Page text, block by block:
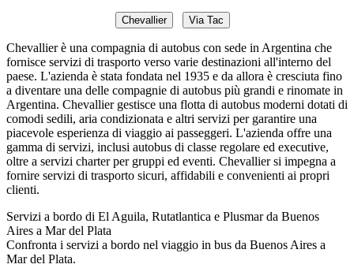
Chevallier Via Tac
Chevallier è una compagnia di autobus con sede in Argentina che
fornisce servizi di trasporto verso varie destinazioni all'interno del
paese. L'azienda è stata fondata nel 1935 e da allora è cresciuta fino
a diventare una delle compagnie di autobus più grandi e rinomate in
Argentina. Chevallier gestisce una flotta di autobus moderni dotati di
comodi sedili, aria condizionata e altri servizi per garantire una
piacevole esperienza di viaggio ai passeggeri. L'azienda offre una
gamma di servizi, inclusi autobus di classe regolare ed executive,
oltre a servizi charter per gruppi ed eventi. Chevallier si impegna a
fornire servizi di trasporto sicuri, affidabili e convenienti ai propri
clienti.
Servizi a bordo di El Aguila, Rutatlantica e Plusmar da Buenos
Aires a Mar del Plata
Confronta i servizi a bordo nel viaggio in bus da Buenos Aires a
Mar del Plata.